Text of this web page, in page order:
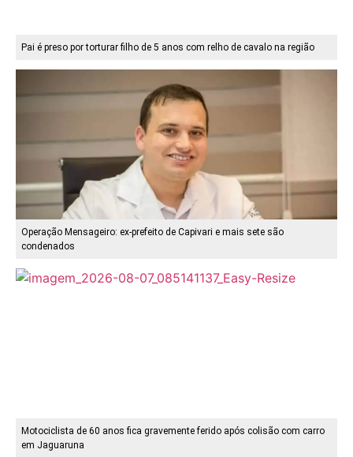
Pai é preso por torturar filho de 5 anos com relho de cavalo na região
Operação Mensageiro: ex-prefeito de Capivari e mais sete são
condenados
Motociclista de 60 anos fica gravemente ferido após colisão com carro
em Jaguaruna